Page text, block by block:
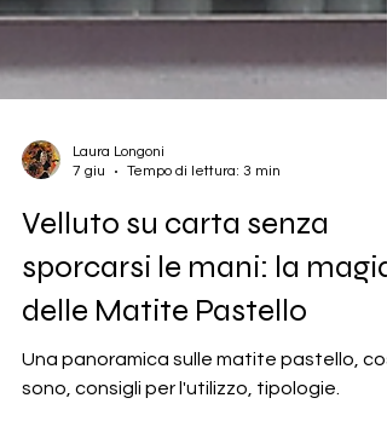
Velluto su carta senza
sporcarsi le mani: la magia
delle Matite Pastello
Una panoramica sulle matite pastello,